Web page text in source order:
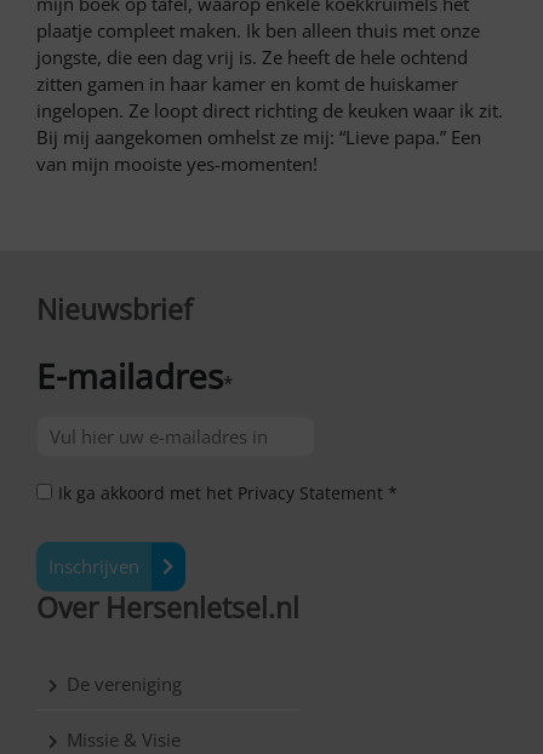
plaatje compleet maken. Ik ben alleen thuis met onze
jongste, die een dag vrij is. Ze heeft de hele ochtend
zitten gamen in haar kamer en komt de huiskamer
ingelopen. Ze loopt direct richting de keuken waar ik zit.
Bij mij aangekomen omhelst ze mij: “Lieve papa.” Een
van mijn mooiste yes-momenten!
Nieuwsbrief
E-mailadres*
Ik ga akkoord met het Privacy Statement *
Inschrijven
Over Hersenletsel.nl
De vereniging
Missie & Visie